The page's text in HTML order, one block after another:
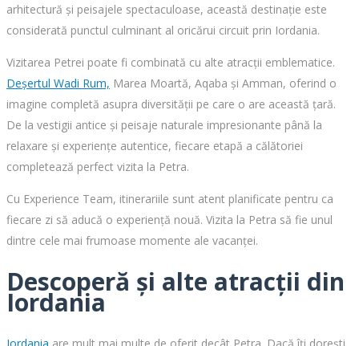
arhitectură și peisajele spectaculoase, această destinație este
considerată punctul culminant al oricărui circuit prin Iordania.
Vizitarea Petrei poate fi combinată cu alte atracții emblematice.
Deșertul Wadi Rum, Marea Moartă, Aqaba și Amman, oferind o
imagine completă asupra diversității pe care o are această țară.
De la vestigii antice și peisaje naturale impresionante până la
relaxare și experiențe autentice, fiecare etapă a călătoriei
completează perfect vizita la Petra.
Cu Experience Team, itinerariile sunt atent planificate pentru ca
fiecare zi să aducă o experiență nouă. Vizita la Petra să fie unul
dintre cele mai frumoase momente ale vacanței.
Descoperă și alte atracții din
Iordania
Iordania are mult mai multe de oferit decât Petra. Dacă îți dorești